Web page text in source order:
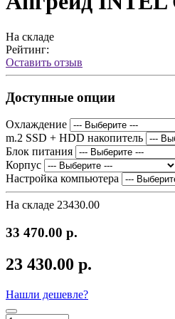
На складе
Рейтинг:
Оставить отзыв
Доступные опции
Охлаждение
m.2 SSD + HDD накопитель
Блок питания
Корпус
Настройка компьютера
На складе 23430.00
33 470.00 р.
23 430.00 р.
Нашли дешевле?